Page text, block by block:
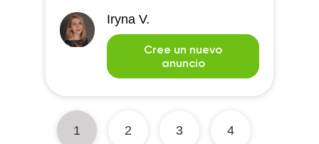
Iryna V.
Cree un nuevo
anuncio
1 2 3 4